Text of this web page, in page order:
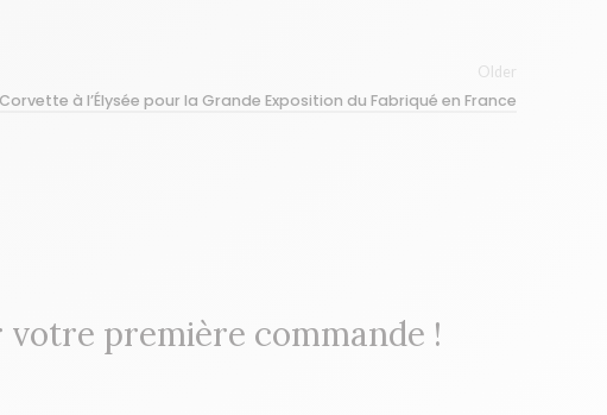
Older
à l’Élysée pour la Grande Exposition du Fabriqué en France
votre première commande !